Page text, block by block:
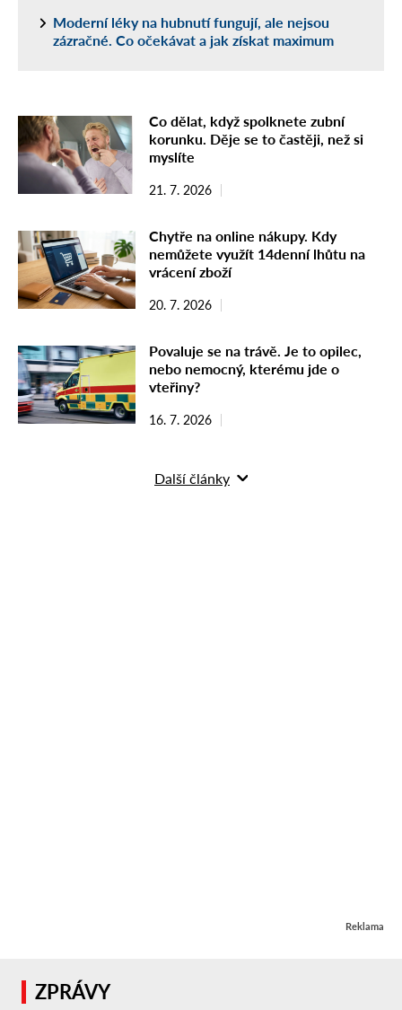
Moderní léky na hubnutí fungují, ale nejsou
zázračné. Co očekávat a jak získat maximum
Co dělat, když spolknete zubní
korunku. Děje se to častěji, než si
myslíte
21. 7. 2026
Chytře na online nákupy. Kdy
nemůžete využít 14denní lhůtu na
vrácení zboží
20. 7. 2026
Povaluje se na trávě. Je to opilec,
nebo nemocný, kterému jde o
vteřiny?
16. 7. 2026
Další články
Reklama
ZPRÁVY